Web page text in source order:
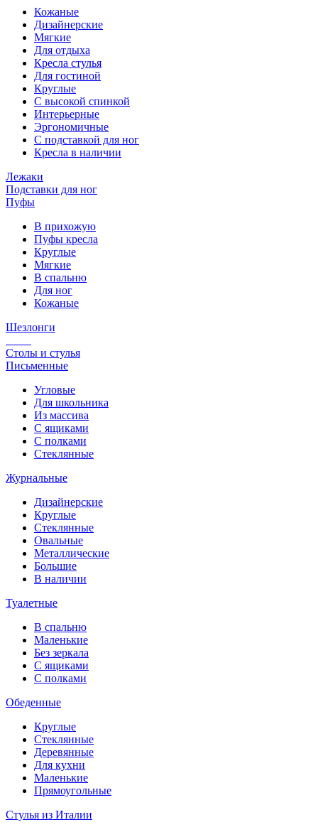
Кожаные
Дизайнерские
Мягкие
Для отдыха
Кресла стулья
Для гостиной
Круглые
С высокой спинкой
Интерьерные
Эргономичные
С подставкой для ног
Кресла в наличии
Лежаки
Подставки для ног
Пуфы
В прихожую
Пуфы кресла
Круглые
Мягкие
В спальню
Для ног
Кожаные
Шезлонги
Столы и стулья
Письменные
Угловые
Для школьника
Из массива
С ящиками
С полками
Стеклянные
Журнальные
Дизайнерские
Круглые
Стеклянные
Овальные
Металлические
Большие
В наличии
Туалетные
В спальню
Маленькие
Без зеркала
С ящиками
С полками
Обеденные
Круглые
Стеклянные
Деревянные
Для кухни
Маленькие
Прямоугольные
Стулья из Италии